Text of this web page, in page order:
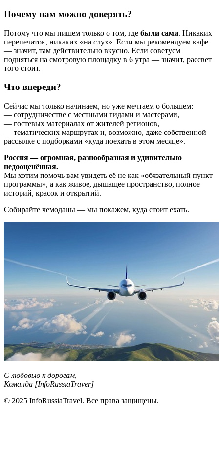
Почему нам можно доверять?
Потому что мы пишем только о том, где были сами. Никаких
перепечаток, никаких «на слух». Если мы рекомендуем кафе
— значит, там действительно вкусно. Если советуем
подняться на смотровую площадку в 6 утра — значит, рассвет
того стоит.
Что впереди?
Сейчас мы только начинаем, но уже мечтаем о большем:
— сотрудничестве с местными гидами и мастерами,
— гостевых материалах от жителей регионов,
— тематических маршрутах и, возможно, даже собственной
рассылке с подборками «куда поехать в этом месяце».
Россия — огромная, разнообразная и удивительно
недооценённая.
Мы хотим помочь вам увидеть её не как «обязательный пункт
программы», а как живое, дышащее пространство, полное
историй, красок и открытий.
Собирайте чемоданы — мы покажем, куда стоит ехать.
С любовью к дорогам,
Команда [InfoRussiaTraver]
© 2025 InfoRussiaTravel. Все права защищены.